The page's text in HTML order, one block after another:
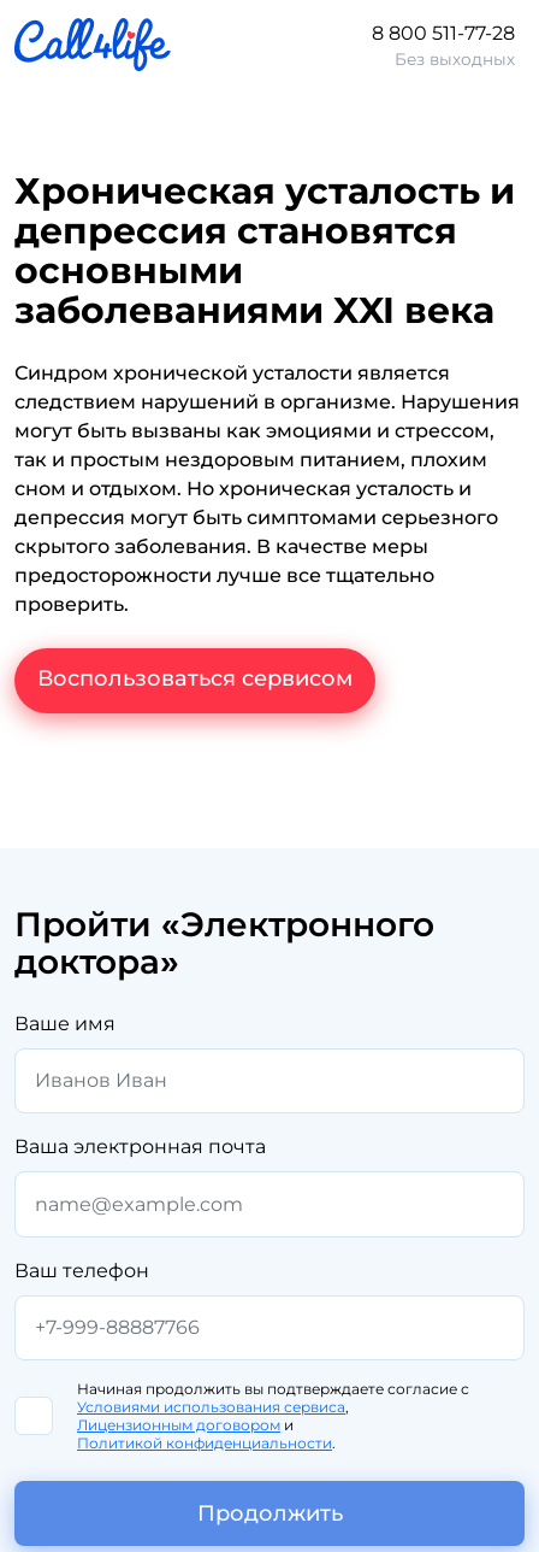
8 800 511-77-28
Без выходных
Хроническая усталость и
депрессия становятся
основными
заболеваниями XXI века
Синдром хронической усталости является
следствием нарушений в организме. Нарушения
могут быть вызваны как эмоциями и стрессом,
так и простым нездоровым питанием, плохим
сном и отдыхом. Но хроническая усталость и
депрессия могут быть симптомами серьезного
скрытого заболевания. В качестве меры
предосторожности лучше все тщательно
проверить.
Воспользоваться сервисом
Пройти «Электронного
доктора»
Ваше имя
Ваша электронная почта
Ваш телефон
Начиная продолжить вы подтверждаете согласие с
Условиями использования сервиса,
Лицензионным договором и
Политикой конфиденциальности.
Продолжить